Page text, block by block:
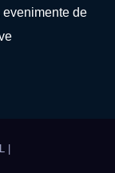
de